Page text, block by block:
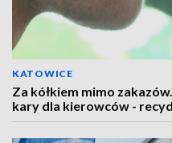
KATOWICE
Za kółkiem mimo
kary dla kierowców -